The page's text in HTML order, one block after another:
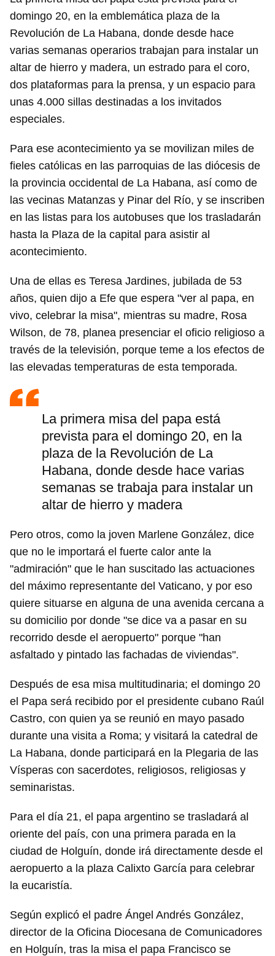
domingo 20, en la emblemática plaza de la
Revolución de La Habana, donde desde hace
varias semanas operarios trabajan para instalar un
altar de hierro y madera, un estrado para el coro,
dos plataformas para la prensa, y un espacio para
unas 4.000 sillas destinadas a los invitados
especiales.
Para ese acontecimiento ya se movilizan miles de
fieles católicas en las parroquias de las diócesis de
la provincia occidental de La Habana, así como de
las vecinas Matanzas y Pinar del Río, y se inscriben
en las listas para los autobuses que los trasladarán
hasta la Plaza de la capital para asistir al
acontecimiento.
Una de ellas es Teresa Jardines, jubilada de 53
años, quien dijo a Efe que espera "ver al papa, en
vivo, celebrar la misa", mientras su madre, Rosa
Wilson, de 78, planea presenciar el oficio religioso a
través de la televisión, porque teme a los efectos de
las elevadas temperaturas de esta temporada.
La primera misa del papa está
prevista para el domingo 20, en la
plaza de la Revolución de La
Habana, donde desde hace varias
semanas se trabaja para instalar un
altar de hierro y madera
Pero otros, como la joven Marlene González, dice
que no le importará el fuerte calor ante la
"admiración" que le han suscitado las actuaciones
del máximo representante del Vaticano, y por eso
quiere situarse en alguna de una avenida cercana a
su domicilio por donde "se dice va a pasar en su
recorrido desde el aeropuerto" porque "han
asfaltado y pintado las fachadas de viviendas".
Después de esa misa multitudinaria; el domingo 20
el Papa será recibido por el presidente cubano Raúl
Castro, con quien ya se reunió en mayo pasado
durante una visita a Roma; y visitará la catedral de
La Habana, donde participará en la Plegaria de las
Vísperas con sacerdotes, religiosos, religiosas y
seminaristas.
Para el día 21, el papa argentino se trasladará al
oriente del país, con una primera parada en la
ciudad de Holguín, donde irá directamente desde el
aeropuerto a la plaza Calixto García para celebrar
la eucaristía.
Según explicó el padre Ángel Andrés González,
director de la Oficina Diocesana de Comunicadores
en Holguín, tras la misa el papa Francisco se